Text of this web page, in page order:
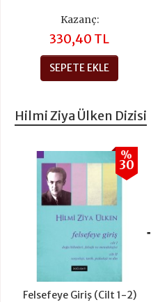
Kazanç:
330,40 TL
SEPETE EKLE
Hilmi Ziya Ülken Dizisi
Felsefeye Giriş (Cilt 1-2)
%
30
+